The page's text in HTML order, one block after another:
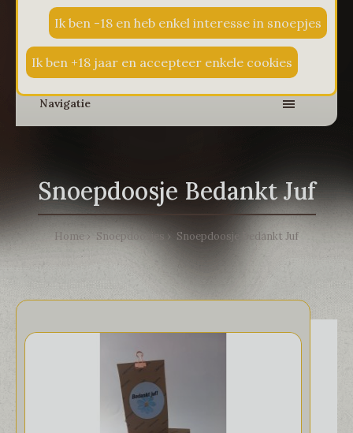
0 € 0,00
Navigatie
Snoepdoosje Bedankt Juf
Home Snoepdoosjes Snoepdoosje Bedankt Juf